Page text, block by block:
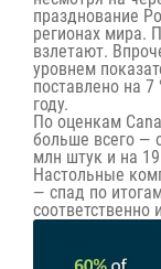
празднование
регионах мира.
взлетают.
уровнем
поставлено на
году.
По оценкам
больше всего —
млн штук и на
Настольные
— спад по
соответственно